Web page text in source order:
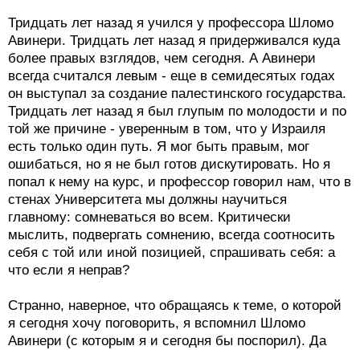
Тридцать лет назад я учился у профессора Шломо
Авинери. Тридцать лет назад я придерживался куда
более правых взглядов, чем сегодня. А Авинери
всегда считался левым - еще в семидесятых годах
он выступал за создание палестинского государства.
Тридцать лет назад я был глупым по молодости и по
той же причине - уверенным в том, что у Израиля
есть только один путь. Я мог быть правым, мог
ошибаться, но я не был готов дискутировать. Но я
попал к нему на курс, и профессор говорил нам, что в
стенах Университета мы должны научиться
главному: сомневаться во всем. Критически
мыслить, подвергать сомнению, всегда соотносить
себя с той или иной позицией, спрашивать себя: а
что если я неправ?
Странно, наверное, что обращаясь к теме, о которой
я сегодня хочу поговорить, я вспомнил Шломо
Авинери (с которым я и сегодня бы поспорил). Да